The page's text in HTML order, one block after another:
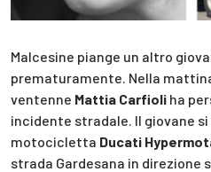
Malcesine piange un altro
prematuramente. Nella
ventenne Mattia Carfioli ha
incidente stradale. Il giovane
motocicletta Ducati
strada Gardesana in direzione